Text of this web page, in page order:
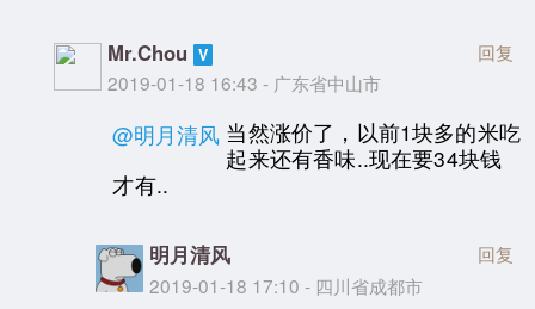
Mr.Chou
2019-01-18 16:43 - 广东省中山市
回复
@明月清风 当然涨价了，以前1块多的米吃
起来还有香味..现在要34块钱
才有..
明月清风
2019-01-18 17:10 - 四川省成都市
回复